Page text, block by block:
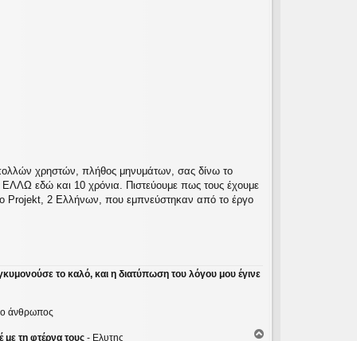
χρηστών, πλήθος μηνυμάτων, σας δίνω το
εδώ και 10 χρόνια. Πιστεύουμε πως τους έχουμε
Projekt, 2 Ελλήνων, που εμπνεύστηκαν από το έργο
το καλό, και η διατύπωση του λόγου μου έγινε
ο άνθρωπος
με τη φτέρνα τους - Ελυτης